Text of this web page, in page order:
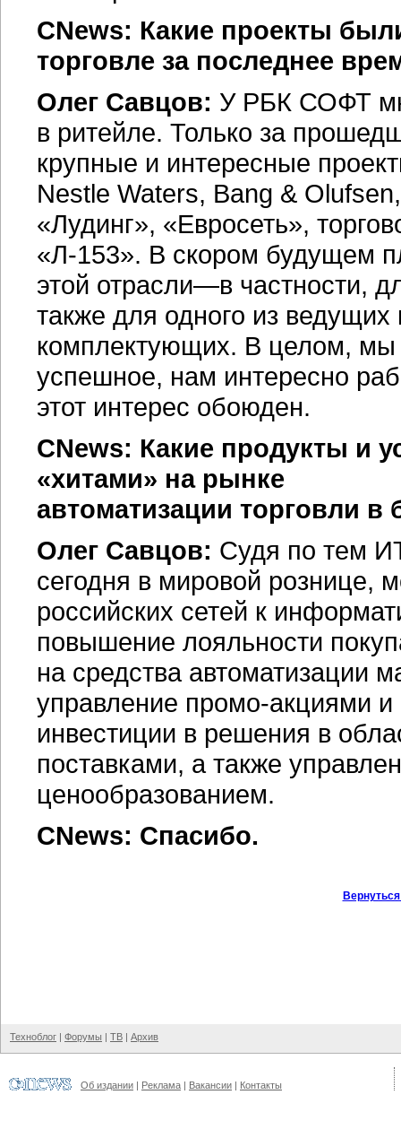
CNews: Какие проекты
торговле за последнее
Олег Савцов: У РБК СОФТ
в ритейле. Только за
крупные и интересные
Nestle Waters, Bang &
«Лудинг», «Евросеть»,
«Л-153». В скором будущем
этой отрасли—в частности,
также для одного из
комплектующих. В целом, мы
успешное, нам интересно
этот интерес обоюден.
CNews: Какие продукты и
«хитами» на рынке
автоматизации торговли
Олег Савцов: Судя по тем
сегодня в мировой рознице,
российских сетей к
повышение лояльности
на средства автоматизации
управление промо-акциями и
инвестиции в решения в
поставками, а также
ценообразованием.
CNews: Спасибо.
Техноблог | Форумы | ТВ | Архив
Об издании | Реклама | Вакансии | Контакты